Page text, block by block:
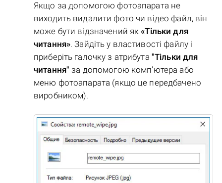
Якщо за допомогою фотоапарата не
виходить видалити фото чи відео файл, він
може бути відзначений як«Тільки для
читання». Зайдіть у властивості файлу і
приберіть галочку з атрибута "Тільки для
читання" за допомогою комп'ютера або
меню фотоапарата (якщо це передбачено
виробником).